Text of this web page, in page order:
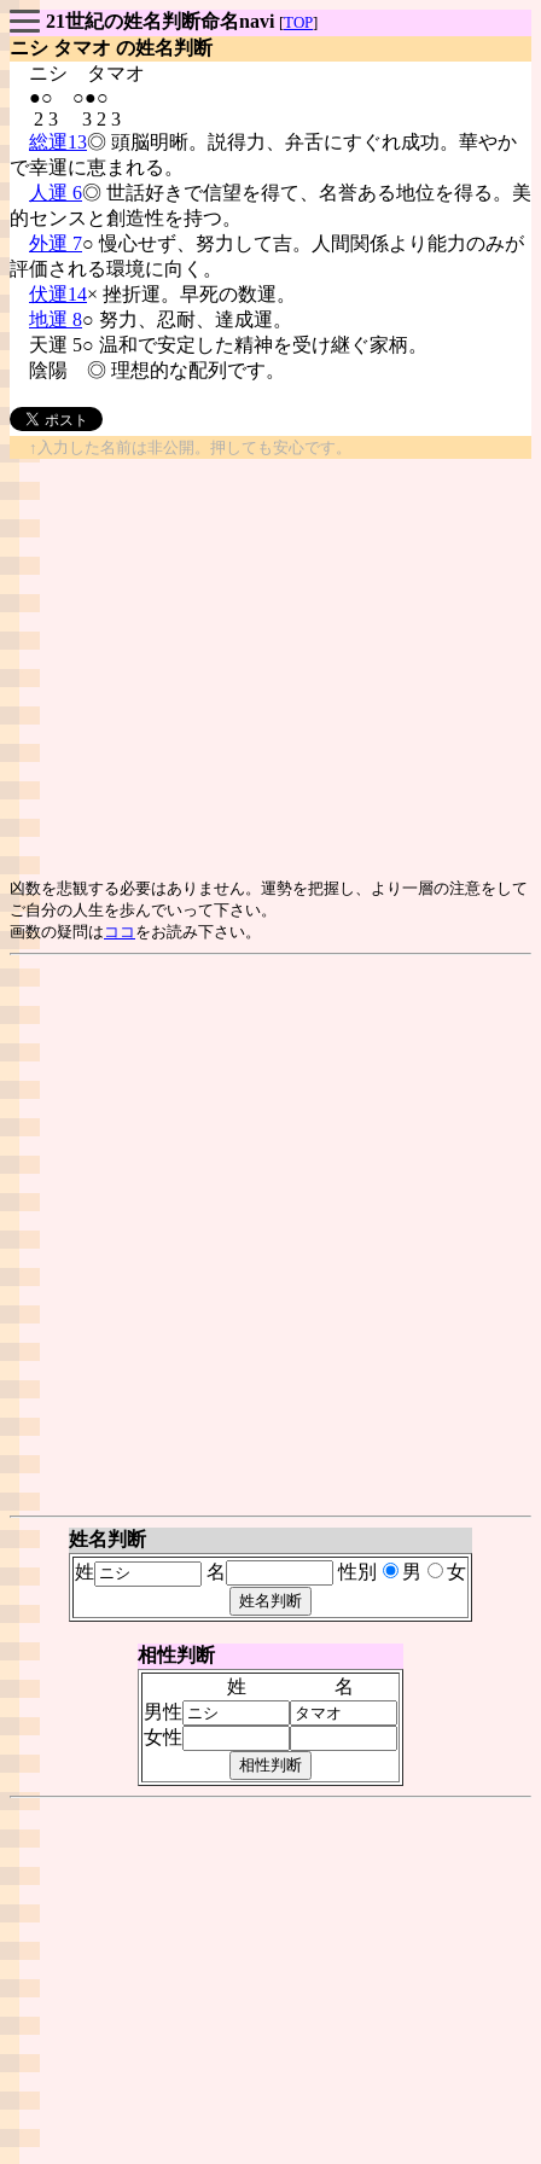
21世紀の姓名判断命名navi [TOP]
ニシ タマオ の姓名判断
ニシ
タマオ
●○ ○●○
2 3 3 2 3
総運13◎ 頭脳明晰。説得力、弁舌にすぐれ成功。華やか
で幸運に恵まれる。
人運 6◎ 世話好きで信望を得て、名誉ある地位を得る。美
的センスと創造性を持つ。
外運 7○ 慢心せず、努力して吉。人間関係より能力のみが
評価される環境に向く。
伏運14× 挫折運。早死の数運。
地運 8○ 努力、忍耐、達成運。
天運 5○ 温和で安定した精神を受け継ぐ家柄。
陰陽 ◎ 理想的な配列です。
↑入力した名前は非公開。押しても安心です。
凶数を悲観する必要はありません。運勢を把握し、より一層の注意をして
ご自分の人生を歩んでいって下さい。
画数の疑問は ココ をお読み下さい。
姓名判断
姓
名 性別 男 女
相性判断
姓
名
男性
女性